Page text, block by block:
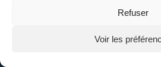
Refuser
Voir les